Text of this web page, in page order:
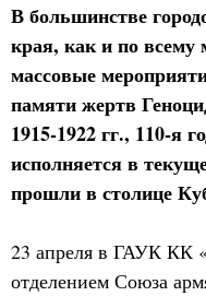
В большинстве
края, как и по
массовые
памяти жертв
1915-1922 гг., 110-я
исполняется в
прошли в столице
23 апреля в ГАУК КК
отделением Союза